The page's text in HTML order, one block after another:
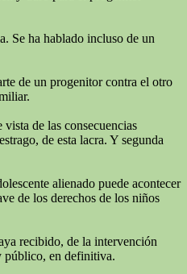
Se ha hablado incluso de un
de un progenitor contra el otro
de las consecuencias
de esta lacra. Y segunda
alienado puede acontecer
de los derechos de los niños
recibido, de la intervención
público, en definitiva.